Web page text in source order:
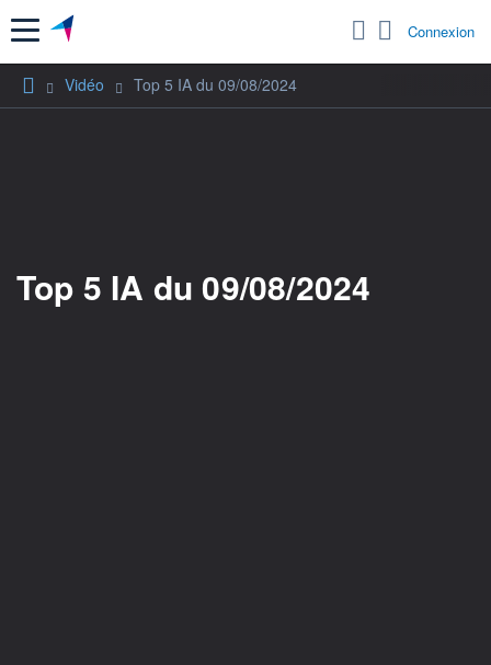
Menu Connexion
Vidéo Top 5 IA du 09/08/2024
Top 5 IA du 09/08/2024